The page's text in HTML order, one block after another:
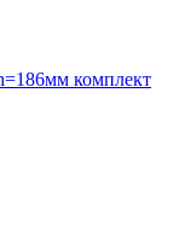
комплект